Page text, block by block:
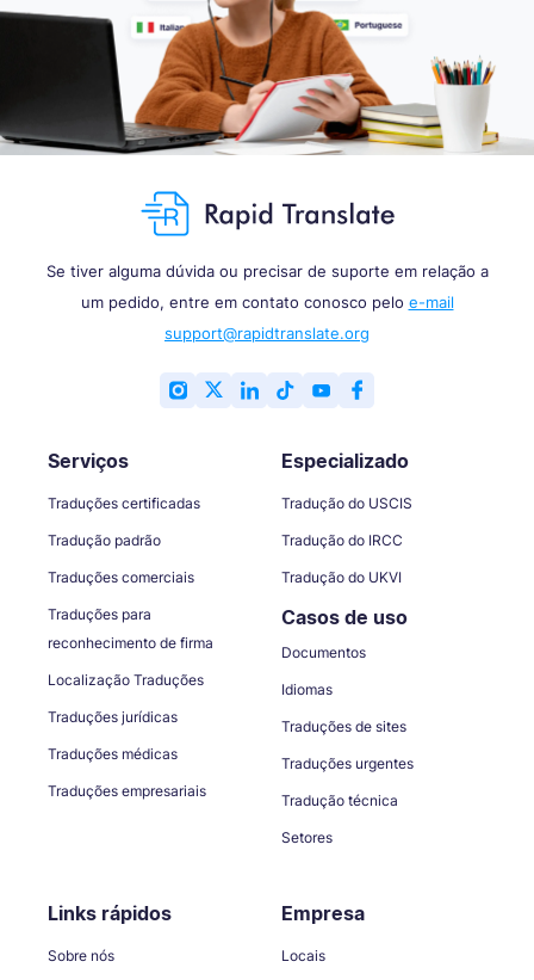
Se tiver alguma dúvida ou precisar de suporte em relação a
um pedido, entre em contato conosco pelo e-mail
support@rapidtranslate.org
Serviços
Traduções certificadas
Tradução padrão
Traduções comerciais
Traduções para
reconhecimento de firma
Localização Traduções
Traduções jurídicas
Traduções médicas
Traduções empresariais
Especializado
Tradução do USCIS
Tradução do IRCC
Tradução do UKVI
Casos de uso
Documentos
Idiomas
Traduções de sites
Traduções urgentes
Tradução técnica
Setores
Links rápidos
Sobre nós
Empresa
Locais